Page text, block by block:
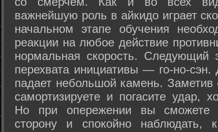
важнейшую роль в айкидо играет
начальном этапе обучения
реакции на любое действие
нормальная скорость.
перехвата инициативы — го-но-
падает небольшой камень.
самортизируете и погасите удар,
Но при опережении вы сможете
сторону и спокойно наблюдать,